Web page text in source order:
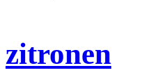
zitronen